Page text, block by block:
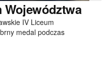
IV Liceum
medal podczas